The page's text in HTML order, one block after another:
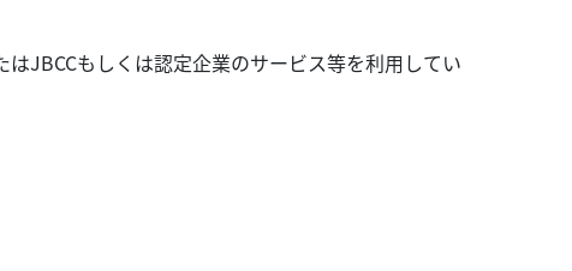
JBCCもしくは認定企業のサービス等を利用してい